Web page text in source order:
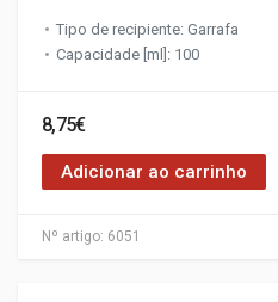
Nº artigo: 6051
Tipo de recipiente: Garrafa
Capacidade [ml]: 100
8,75€
Adicionar ao carrinho